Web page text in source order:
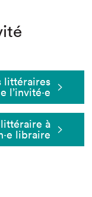
littéraires
l’invité⋅e
à
libraire